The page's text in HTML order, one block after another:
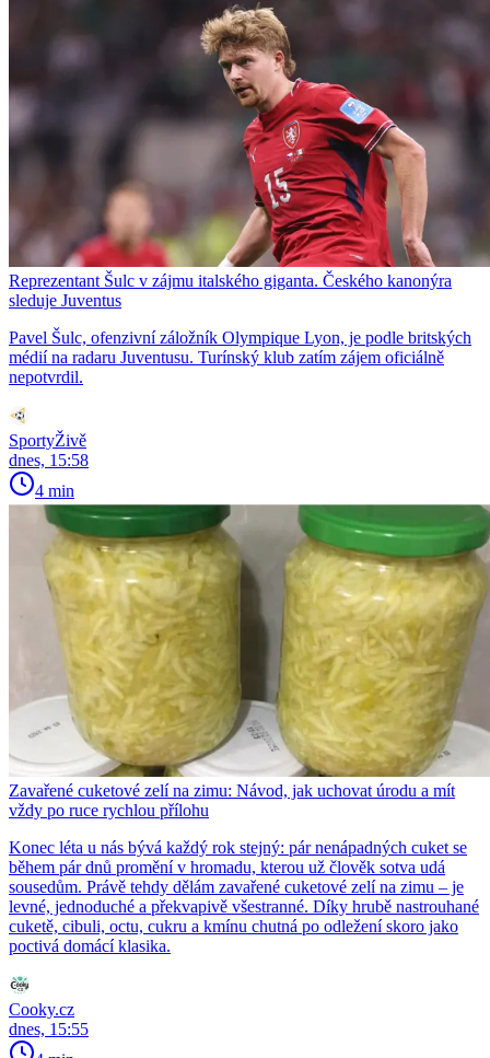
Reprezentant Šulc v zájmu italského giganta. Českého kanonýra
sleduje Juventus
Pavel Šulc, ofenzivní záložník Olympique Lyon, je podle britských
médií na radaru Juventusu. Turínský klub zatím zájem oficiálně
nepotvrdil.
SportyŽivě
dnes, 15:58
4 min
Zavařené cuketové zelí na zimu: Návod, jak uchovat úrodu a mít
vždy po ruce rychlou přílohu
Konec léta u nás bývá každý rok stejný: pár nenápadných cuket se
během pár dnů promění v hromadu, kterou už člověk sotva udá
sousedům. Právě tehdy dělám zavařené cuketové zelí na zimu – je
levné, jednoduché a překvapivě všestranné. Díky hrubě nastrouhané
cuketě, cibuli, octu, cukru a kmínu chutná po odležení skoro jako
poctivá domácí klasika.
Cooky.cz
dnes, 15:55